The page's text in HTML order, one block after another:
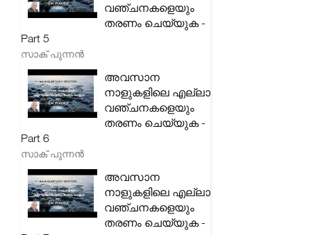
വഞ്ചനകളെയും
തരണം ചെയ്യുക -
Part 5
സാക് പുന്നൻ
അവസാന
നാളുകളിലെ എല്ലാ
വഞ്ചനകളെയും
തരണം ചെയ്യുക -
Part 6
സാക് പുന്നൻ
അവസാന
നാളുകളിലെ എല്ലാ
വഞ്ചനകളെയും
തരണം ചെയ്യുക -